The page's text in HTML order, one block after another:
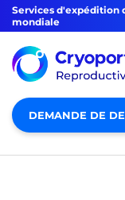
Services d'expédition
mondiale
DEMANDE DE